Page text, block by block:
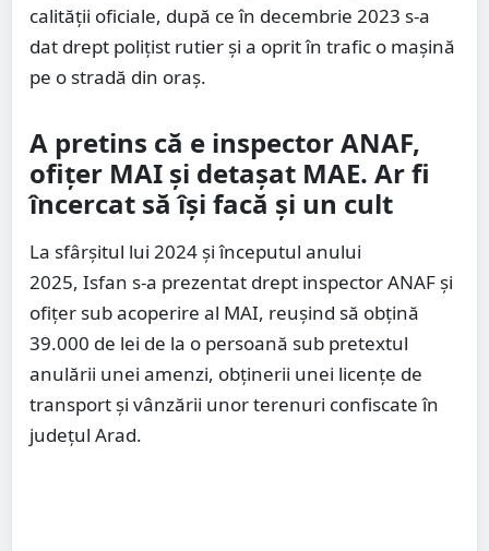
calității oficiale, după ce în decembrie 2023 s-a
dat drept polițist rutier și a oprit în trafic o mașină
pe o stradă din oraș.
A pretins că e inspector ANAF,
ofițer MAI și detașat MAE. Ar fi
încercat să își facă și un cult
La sfârșitul lui 2024 și începutul anului
2025, Isfan s-a prezentat drept inspector ANAF și
ofițer sub acoperire al MAI, reușind să obțină
39.000 de lei de la o persoană sub pretextul
anulării unei amenzi, obținerii unei licențe de
transport și vânzării unor terenuri confiscate în
județul Arad.